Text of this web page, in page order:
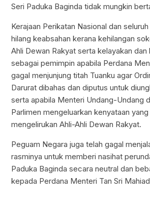
Seri Paduka Baginda tidak mungkin
Kerajaan Perikatan Nasional dan
hilang keabsahan kerana kehilangan
Ahli Dewan Rakyat serta kelayakan dan
sebagai pemimpin apabila Perdana
gagal menjunjung titah Tuanku agar
Darurat dibahas dan diputus untuk
serta apabila Menteri Undang-Undang
Parlimen mengeluarkan kenyataan
mengelirukan Ahli-Ahli Dewan Rakyat.
Peguam Negara juga telah gagal
rasminya untuk memberi nasihat
Paduka Baginda secara neutral dan
kepada Perdana Menteri Tan Sri